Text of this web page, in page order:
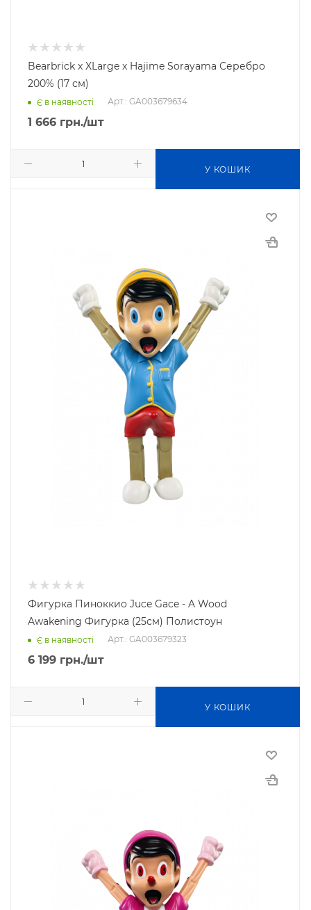
Bearbrick x XLarge x Hajime Sorayama Серебро
200% (17 см)
Є в наявності Арт.: GA003679634
1 666 грн./шт
У КОШИК
Фигурка Пиноккио Juce Gace - A Wood
Awakening Фигурка (25см) Полистоун
Є в наявності Арт.: GA003679323
6 199 грн./шт
У КОШИК